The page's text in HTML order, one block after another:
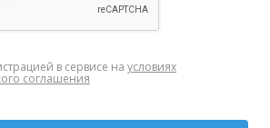
в сервисе на условиях
соглашения